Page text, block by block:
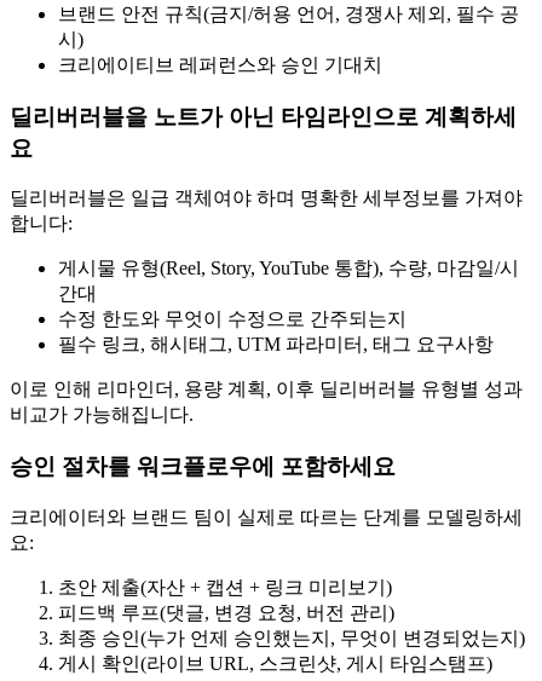
브랜드 안전 규칙(금지/허용 언어, 경쟁사 제외, 필수 공
시)
크리에이티브 레퍼런스와 승인 기대치
딜리버러블을 노트가 아닌 타임라인으로 계획하세
요
딜리버러블은 일급 객체여야 하며 명확한 세부정보를 가져야
합니다:
게시물 유형(Reel, Story, YouTube 통합), 수량, 마감일/시
간대
수정 한도와 무엇이 수정으로 간주되는지
필수 링크, 해시태그, UTM 파라미터, 태그 요구사항
이로 인해 리마인더, 용량 계획, 이후 딜리버러블 유형별 성과
비교가 가능해집니다.
승인 절차를 워크플로우에 포함하세요
크리에이터와 브랜드 팀이 실제로 따르는 단계를 모델링하세
요:
초안 제출(자산 + 캡션 + 링크 미리보기)
피드백 루프(댓글, 변경 요청, 버전 관리)
최종 승인(누가 언제 승인했는지, 무엇이 변경되었는지)
게시 확인(라이브 URL, 스크린샷, 게시 타임스탬프)